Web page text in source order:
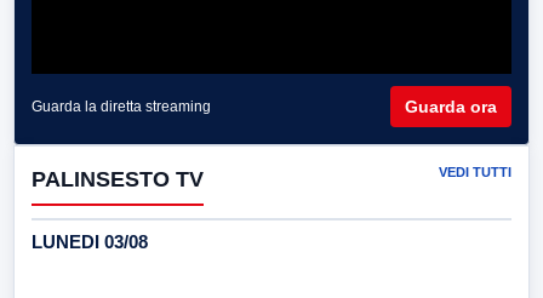
Guarda la diretta streaming Guarda ora
PALINSESTO TV VEDI TUTTI
LUNEDI 03/08